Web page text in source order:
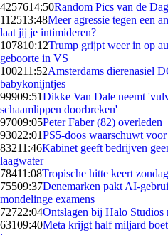
4257614:50Random Pics van de
112513:48Meer agressie tegen een
laat jij je intimideren?
107810:12Trump grijpt weer in op
geboorte in VS
100211:52Amsterdams dierenasiel
babykonijntjes
99909:51Dikke Van Dale neemt
schaamlippen doorbreken'
97009:05Peter Faber (82) overleden
93022:01PS5-doos waarschuwt
83211:46Kabinet geeft bedrijven
laagwater
78411:08Tropische hitte keert
75509:37Denemarken pakt AI-
mondelinge examens
72722:04Ontslagen bij Halo Studios
63109:40Meta krijgt half miljard